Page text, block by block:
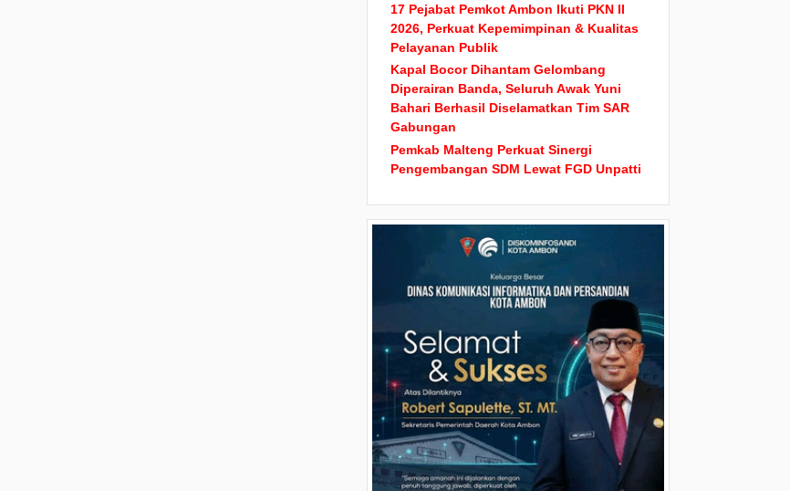
17 Pejabat Pemkot Ambon Ikuti PKN II
2026, Perkuat Kepemimpinan & Kualitas
Pelayanan Publik
Kapal Bocor Dihantam Gelombang
Diperairan Banda, Seluruh Awak Yuni
Bahari Berhasil Diselamatkan Tim SAR
Gabungan
Pemkab Malteng Perkuat Sinergi
Pengembangan SDM Lewat FGD Unpatti